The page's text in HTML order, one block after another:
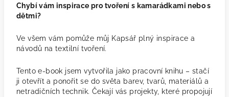
Chybí vám inspirace pro tvoření s kamarádkami nebo s
dětmi?
Ve všem vám pomůže můj Kapsář plný inspirace a
návodů na textilní tvoření.
Tento e-book jsem vytvořila jako pracovní knihu – stačí
ji otevřít a ponořit se do světa barev, tvarů, materiálů a
netradičních technik. Čekají vás projekty, které propojují